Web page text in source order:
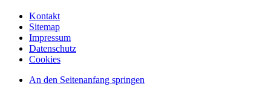
Kontakt
Sitemap
Impressum
Datenschutz
Cookies
An den Seitenanfang springen